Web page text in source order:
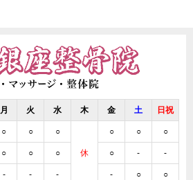
月 火 水 木 金 土 日祝
○ ○ ○
休
○ ○ ○
○ ○ ○ ○ - -
- - - - ○ ○